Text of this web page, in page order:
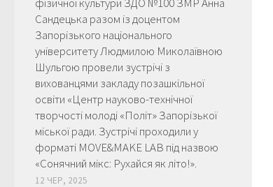
Сандецька разом із доцентом
Запорізького національного
університету Людмилою Миколаївною
Шульгою провели зустрічі з
вихованцями закладу позашкільної
освіти «Центр науково-технічної
творчості молоді «Політ» Запорізької
міської ради. Зустрічі проходили у
форматі MOVE&MAKE LAB під назвою
«Сонячний мікс: Рухайся як літо!».
12 ЧЕР, 2025